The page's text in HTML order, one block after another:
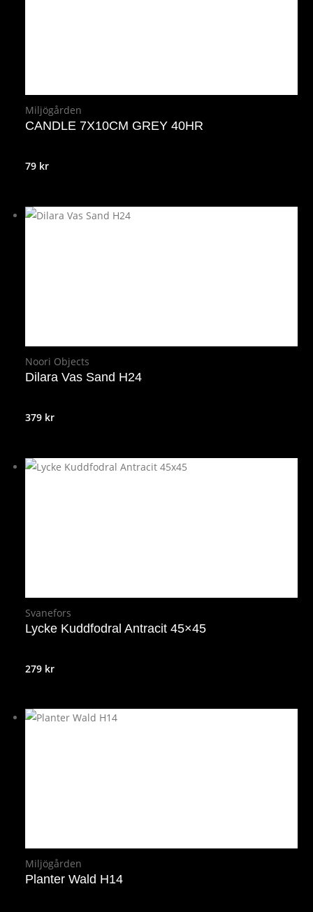
Miljögården
CANDLE 7X10CM GREY 40HR
79 kr
Noori Objects
Dilara Vas Sand H24
379 kr
Svanefors
Lycke Kuddfodral Antracit 45×45
279 kr
Miljögården
Planter Wald H14